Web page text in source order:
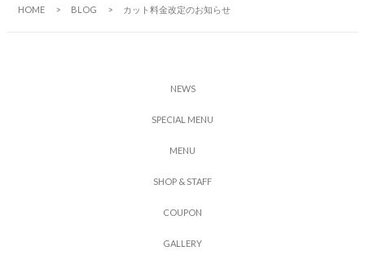
HOME BLOG カット料金改定のお知らせ
NEWS
SPECIAL MENU
MENU
SHOP & STAFF
COUPON
GAL L ERY